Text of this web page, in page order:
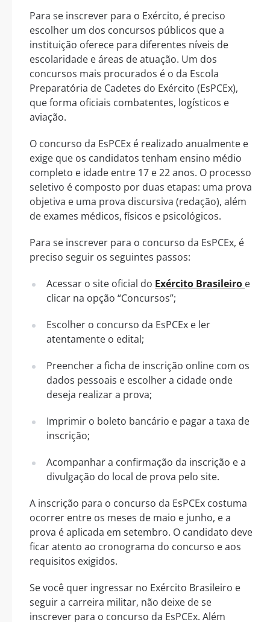
Para se inscrever para o Exército, é preciso
escolher um dos concursos públicos que a
instituição oferece para diferentes níveis de
escolaridade e áreas de atuação. Um dos
concursos mais procurados é o da Escola
Preparatória de Cadetes do Exército (EsPCEx),
que forma oficiais combatentes, logísticos e
aviação.
O concurso da EsPCEx é realizado anualmente e
exige que os candidatos tenham ensino médio
completo e idade entre 17 e 22 anos. O processo
seletivo é composto por duas etapas: uma prova
objetiva e uma prova discursiva (redação), além
de exames médicos, físicos e psicológicos.
Para se inscrever para o concurso da EsPCEx, é
preciso seguir os seguintes passos:
Acessar o site oficial do Exército Brasileiro e
clicar na opção “Concursos”;
Escolher o concurso da EsPCEx e ler
atentamente o edital;
Preencher a ficha de inscrição online com os
dados pessoais e escolher a cidade onde
deseja realizar a prova;
Imprimir o boleto bancário e pagar a taxa de
inscrição;
Acompanhar a confirmação da inscrição e a
divulgação do local de prova pelo site.
A inscrição para o concurso da EsPCEx costuma
ocorrer entre os meses de maio e junho, e a
prova é aplicada em setembro. O candidato deve
ficar atento ao cronograma do concurso e aos
requisitos exigidos.
Se você quer ingressar no Exército Brasileiro e
seguir a carreira militar, não deixe de se
inscrever para o concurso da EsPCEx. Além